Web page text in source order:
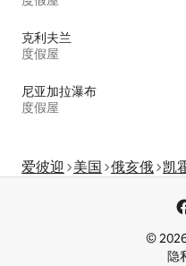
克利夫兰
度假屋
尼亚加拉瀑布
度假屋
爱彼迎 美国 俄亥俄 凯
©
隐